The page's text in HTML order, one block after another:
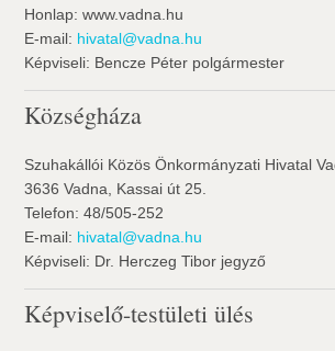
Honlap: www.vadna.hu
E-mail: hivatal@vadna.hu
Képviseli: Bencze Péter polgármester
Községháza
Szuhakállói Közös Önkormányzati Hivatal
3636 Vadna, Kassai út 25.
Telefon: 48/505-252
E-mail: hivatal@vadna.hu
Képviseli: Dr. Herczeg Tibor jegyző
Képviselő-testületi ülés